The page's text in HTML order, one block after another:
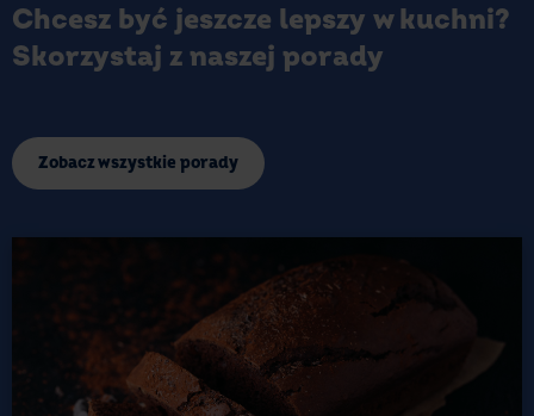
Chcesz być jeszcze lepszy w kuchni?
Skorzystaj z naszej porady
Zobacz wszystkie porady